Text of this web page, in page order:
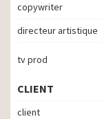
copywriter
directeur artistique
tv prod
CLIENT
client